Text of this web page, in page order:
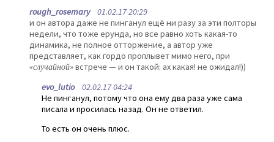
rough_rosemary01.02.17 20:29
и он автора даже не пинганул ещё ни разу за эти полторы
недели, что тоже ерунда, но все равно хоть какая-то
динамика, не полное отторжение, а автор уже
представляет, как гордо проплывет мимо него, при
«случайной»встрече — и он такой: ах какая! не ожидал!))
evo_lutio02.02.17 04:24
Не пинганул, потому что она ему два раза уже сама
писала и просилась назад. Он не ответил.
То есть он очень плюс.